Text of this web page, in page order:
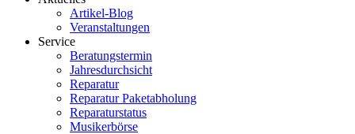
Artikel-Blog
Veranstaltungen
Service
Beratungstermin
Jahresdurchsicht
Reparatur
Reparatur Paketabholung
Reparaturstatus
Musikerbörse